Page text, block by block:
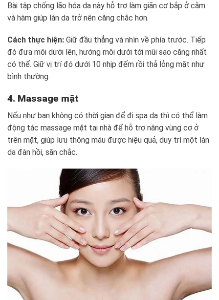
Bài tập chống lão hóa da này hỗ trợ làm giãn cơ bắp ở cằm
và hàm giúp làn da trở nên căng chắc hơn.
Cách thực hiện: Giữ đầu thẳng và nhìn về phía trước. Tiếp
đó đưa môi dưới lên, hướng môi dưới tới mũi sao căng nhất
có thể. Giữ vị trí đó dưới 10 nhịp đếm rồi thả lỏng mặt như
bình thường.
4. Massage mặt
Nếu như bạn không có thời gian để đi spa da thì có thể làm
động tác massage mặt tại nhà để hỗ trợ nâng vùng cơ ở
trên mặt, giúp lưu thông máu được hiệu quả, duy trì một làn
da đàn hồi, săn chắc.